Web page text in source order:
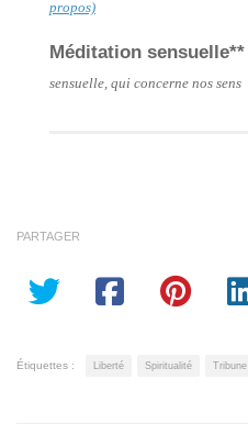
propos)
Méditation sensuelle**
sensuelle, qui concerne nos sens
PARTAGER
Étiquettes : Liberté Spiritualité Tribune